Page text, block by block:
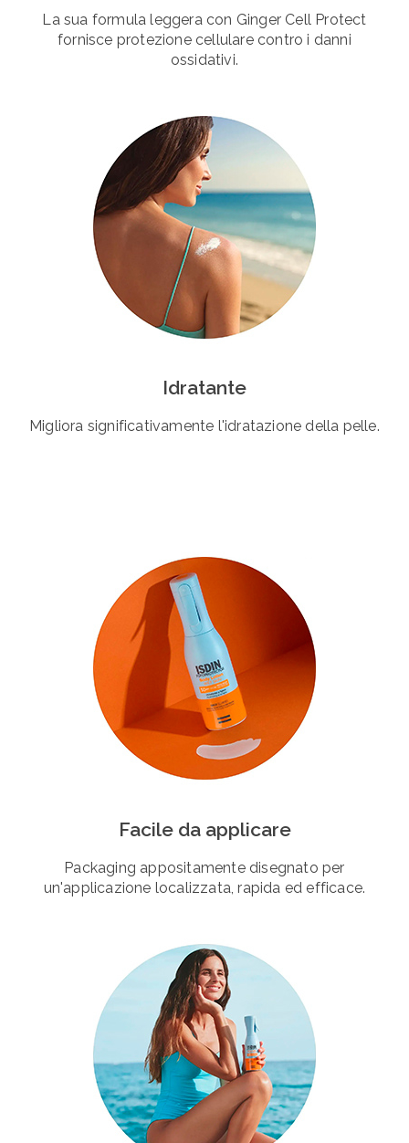
La sua formula leggera con Ginger Cell Protect
fornisce protezione cellulare contro i danni
ossidativi.
Idratante
Migliora significativamente l'idratazione della pelle.
Facile da applicare
Packaging appositamente disegnato per
un'applicazione localizzata, rapida ed efficace.